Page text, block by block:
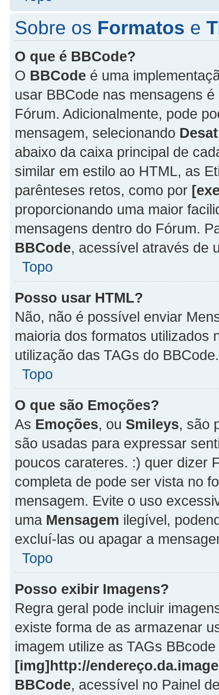
Sobre os Formatos e
O que é BBCode?
O BBCode é uma
usar BBCode nas mensagens
Fórum. Adicionalmente, pode
mensagem, selecionando
abaixo da caixa principal de
similar em estilo ao HTML, as
parênteses retos, como por
proporcionando uma maior
mensagens dentro do Fórum.
BBCode, acessível através de
Topo
Posso usar HTML?
Não, não é possível enviar
maioria dos formatos utilizados
utilização das TAGs do BBCode.
Topo
O que são Emoções?
As Emoções, ou Smileys, são
são usadas para expressar
poucos carateres. :) quer dizer
completa de pode ser vista no
mensagem. Evite o uso
uma Mensagem ilegível,
excluí-las ou apagar a
Topo
Posso exibir Imagens?
Regra geral pode incluir
existe forma de as armazenar
imagem utilize as TAGs BBcode
[img]http://
BBCode, acessível no Painel